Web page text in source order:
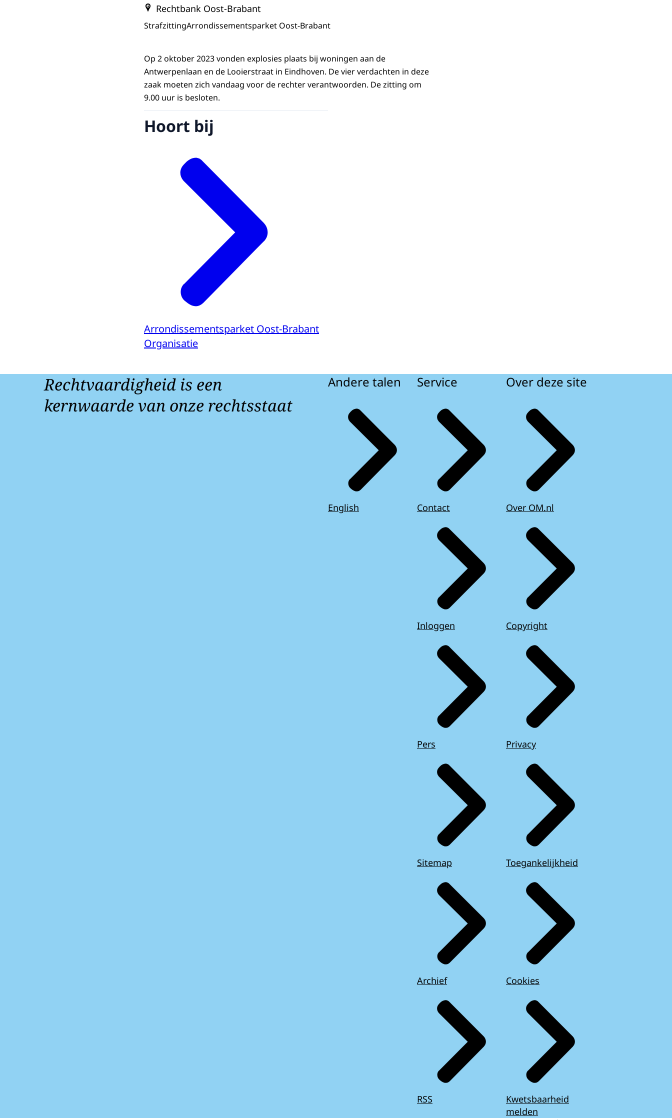
Rechtbank Oost-Brabant
StrafzittingArrondissementsparket Oost-Brabant
Op 2 oktober 2023 vonden explosies plaats bij woningen aan de
Antwerpenlaan en de Looierstraat in Eindhoven. De vier verdachten in deze
zaak moeten zich vandaag voor de rechter verantwoorden. De zitting om
9.00 uur is besloten.
Hoort bij
Arrondissementsparket Oost-Brabant
Organisatie
Rechtvaardigheid is een
kernwaarde van onze rechtsstaat
Andere talen
English
Service
Contact
Inloggen
Pers
Sitemap
Archief
RSS
Over deze site
Over OM.nl
Copyright
Privacy
Toegankelijkheid
Cookies
Kwetsbaarheid
melden